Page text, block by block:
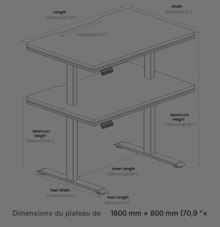
Dimensions du plateau de
1800 mm × 800 mm (70,9 "×